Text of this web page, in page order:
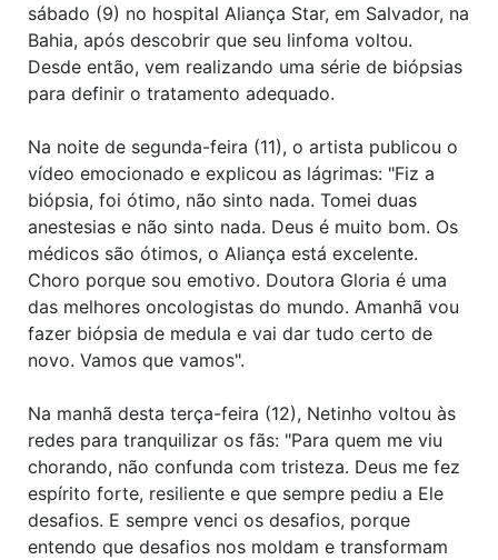
sábado (9) no hospital Aliança Star, em Salvador, na
Bahia, após descobrir que seu linfoma voltou.
Desde então, vem realizando uma série de biópsias
para definir o tratamento adequado.
Na noite de segunda-feira (11), o artista publicou o
vídeo emocionado e explicou as lágrimas: "Fiz a
biópsia, foi ótimo, não sinto nada. Tomei duas
anestesias e não sinto nada. Deus é muito bom. Os
médicos são ótimos, o Aliança está excelente.
Choro porque sou emotivo. Doutora Gloria é uma
das melhores oncologistas do mundo. Amanhã vou
fazer biópsia de medula e vai dar tudo certo de
novo. Vamos que vamos".
Na manhã desta terça-feira (12), Netinho voltou às
redes para tranquilizar os fãs: "Para quem me viu
chorando, não confunda com tristeza. Deus me fez
espírito forte, resiliente e que sempre pediu a Ele
desafios. E sempre venci os desafios, porque
entendo que desafios nos moldam e transformam